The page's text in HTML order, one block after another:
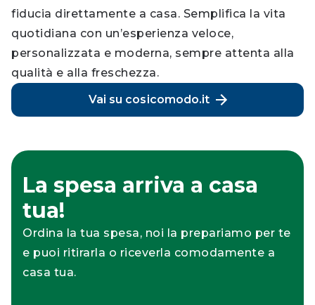
fiducia direttamente a casa. Semplifica la vita
quotidiana con un’esperienza veloce,
personalizzata e moderna, sempre attenta alla
qualità e alla freschezza.
Vai su cosicomodo.it
La spesa arriva a casa
tua!
Ordina la tua spesa, noi la prepariamo per te
e puoi ritirarla o riceverla comodamente a
casa tua.